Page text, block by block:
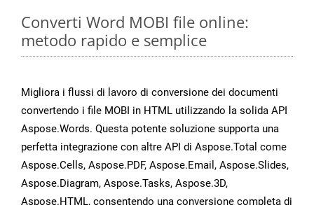
Converti Word MOBI file online:
metodo rapido e semplice
Migliora i flussi di lavoro di conversione dei documenti
convertendo i file MOBI in HTML utilizzando la solida API
Aspose.Words. Questa potente soluzione supporta una
perfetta integrazione con altre API di Aspose.Total come
Aspose.Cells, Aspose.PDF, Aspose.Email, Aspose.Slides,
Aspose.Diagram, Aspose.Tasks, Aspose.3D,
Aspose.HTML, consentendo una conversione completa di